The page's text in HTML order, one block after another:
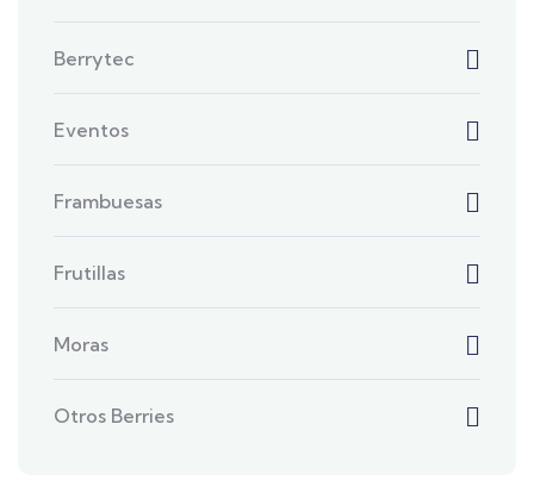
Berrytec
Eventos
Frambuesas
Frutillas
Moras
Otros Berries